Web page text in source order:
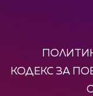
КОДЕКС ЗА